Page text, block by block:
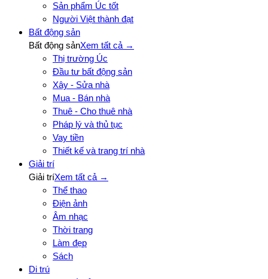
Sản phẩm Úc tốt
Người Việt thành đạt
Bất động sản
Bất động sảnXem tất cả →
Thị trường Úc
Đầu tư bất động sản
Xây - Sửa nhà
Mua - Bán nhà
Thuê - Cho thuê nhà
Pháp lý và thủ tục
Vay tiền
Thiết kế và trang trí nhà
Giải trí
Giải tríXem tất cả →
Thể thao
Điện ảnh
Âm nhạc
Thời trang
Làm đẹp
Sách
Di trú